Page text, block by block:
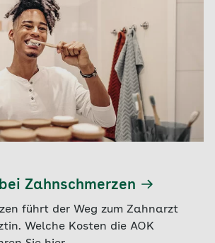
Zahnschmerzen
führt der Weg zum Zahnarzt
Welche Kosten die AOK